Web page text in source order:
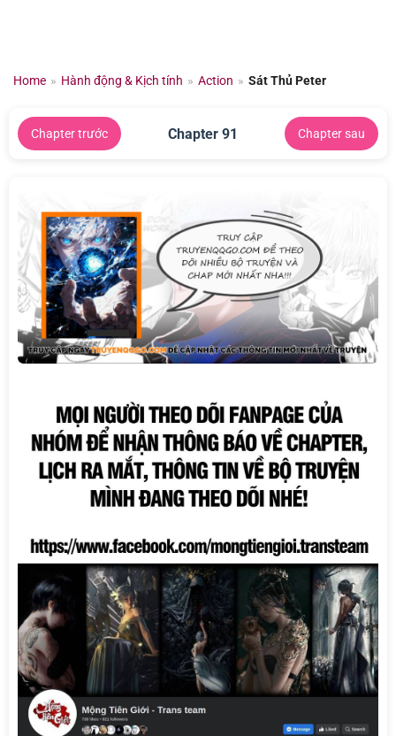
dungHome » Hành động & Kịch tính » Action » Sát Thủ Peter
Chapter trước Chapter 91 Chapter sau